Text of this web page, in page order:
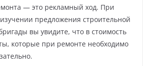
— это рекламный ход. При
предложения строительной
вы увидите, что в стоимость
которые при ремонте необходимо